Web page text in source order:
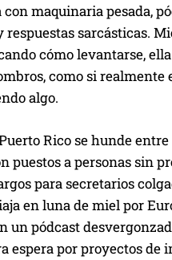
maquinaria pesada,
respuestas sarcásticas.
cómo levantarse,
como si realmente
algo.
Rico se hunde entre
puestos a personas sin
para secretarios
en luna de miel por
un pódcast
espera por proyectos de